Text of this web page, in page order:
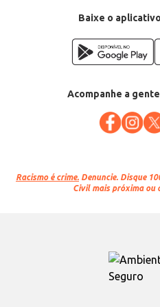
Baixe o
Acompanhe a
Racismo é crime. Denuncie. Disque
Civil mais próxima ou